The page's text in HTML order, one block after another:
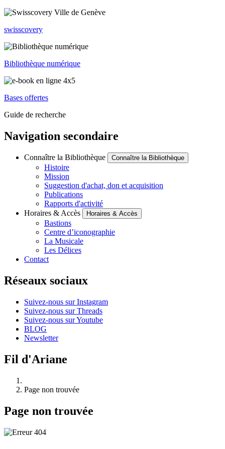
swisscovery
Bibliothèque numérique
Bases offertes
Guide de recherche
Navigation secondaire
Connaître la Bibliothèque Connaître la Bibliothèque
Histoire
Mission
Suggestion d'achat, don et acquisition
Publications
Rapports d'activité
Horaires & Accès
Horaires & Accès
Bastions
Centre d’iconographie
La Musicale
Les Délices
Contact
Réseaux sociaux
Suivez-nous sur Instagram
Suivez-nous sur Threads
Suivez-nous sur Youtube
BLOG
Newsletter
Fil d'Ariane
Page non trouvée
Page non trouvée